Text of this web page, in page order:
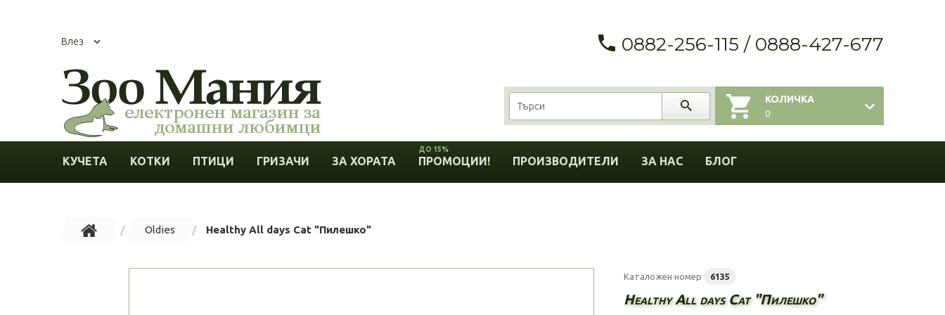
Влез 0882-256-115 / 0888-427-677
КОЛИЧКА
0
КУЧЕТА КОТКИ ПТИЦИ ГРИЗАЧИ ЗА ХОРАТА ПРОМОЦИИ!
ДО 15%
ПРОИЗВОДИТЕЛИ ЗА НАС БЛОГ
Oldies Healthy All days Cat "Пилешко"
Каталожен номер 6135
Healthy All days Cat "Пилешко"